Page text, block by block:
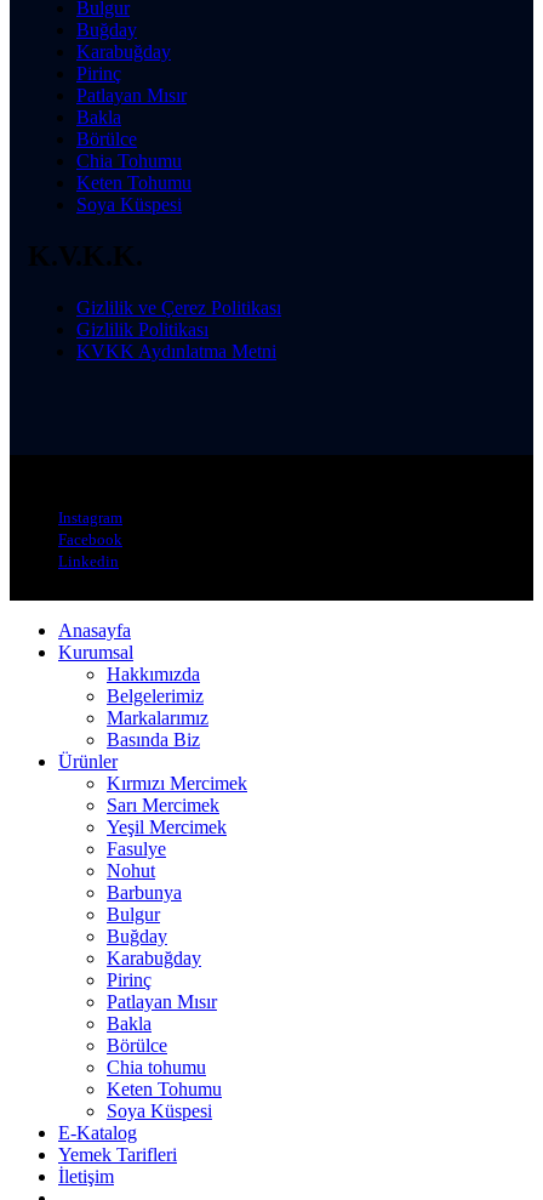
Bulgur
Buğday
Karabuğday
Pirinç
Patlayan Mısır
Bakla
Börülce
Chia Tohumu
Keten Tohumu
Soya Küspesi
K.V.K.K.
Gizlilik ve Çerez Politikası
Gizlilik Politikası
KVKK Aydınlatma Metni
Instagram
Facebook
Linkedin
Anasayfa
Kurumsal
Hakkımızda
Belgelerimiz
Markalarımız
Basında Biz
Ürünler
Kırmızı Mercimek
Sarı Mercimek
Yeşil Mercimek
Fasulye
Nohut
Barbunya
Bulgur
Buğday
Karabuğday
Pirinç
Patlayan Mısır
Bakla
Börülce
Chia tohumu
Keten Tohumu
Soya Küspesi
E-Katalog
Yemek Tarifleri
İletişim